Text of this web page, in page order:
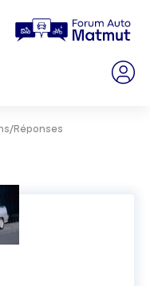
Réponses